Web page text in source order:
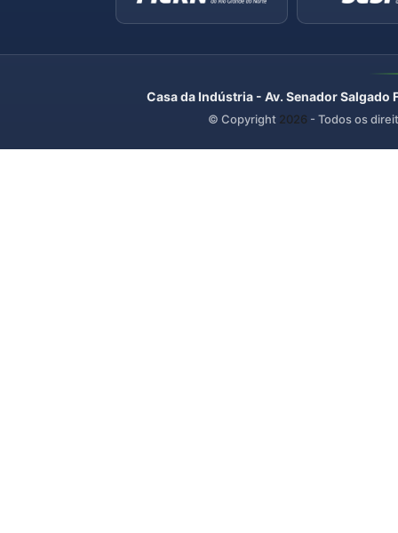
Casa da Indústria - Av. Senador
© Copyright 2026 - Todos os